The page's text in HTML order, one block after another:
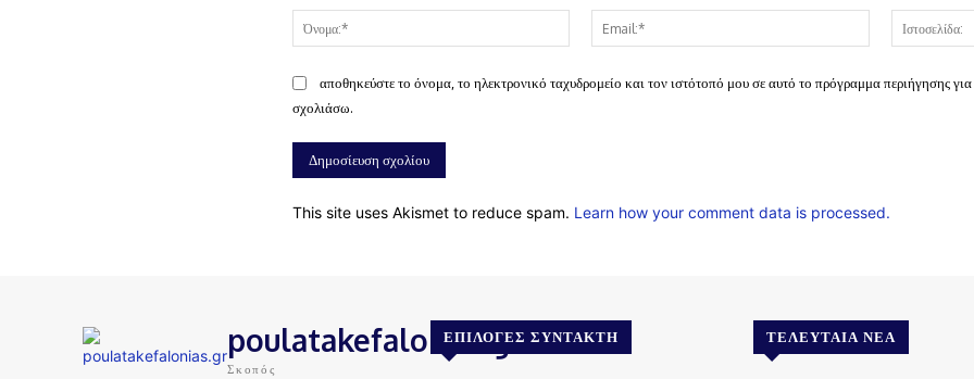
Όνομα:*
Email:*
αποθηκεύστε το όνομα, το ηλεκτρονικό ταχυδρομείο και τον ιστότοπό μου σε αυτό το πρόγραμμα περιήγησης
σχολιάσω.
This site uses Akismet to reduce spam. Learn how your comment data is processed.
poulatakefalonias.gr
Σκοπός
ΕΠΙΛΟΓΈΣ ΣΥΝΤΆΚΤΗ ΤΕΛΕΥΤΑΊΑ ΝΈΑ